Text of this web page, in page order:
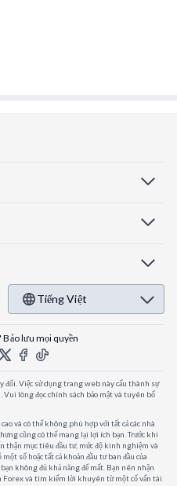
Tiếng Việt
lưu mọi quyền
đổi. Việc sử dụng trang web này cấu thành sự
lòng đọc chính sách bảo mật và tuyên bố
và có thể không phù hợp với tất cả các nhà
cũng có thể mang lại lợi ích bạn. Trước khi
thận mục tiêu đầu tư, mức độ kinh nghiệm và
số hoặc tất cả khoản đầu tư ban đầu của
không đủ khả năng để mất. Bạn nên nhận
Forex và tìm kiếm lời khuyên từ một cố vấn tài